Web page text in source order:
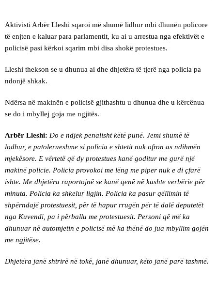
Aktivisti Arbër Lleshi sqaroi më shumë lidhur mbi dhunën policore
të enjten e kaluar para parlamentit, ku ai u arrestua nga efektivët e
policisë pasi kërkoi sqarim mbi disa shokë protestues.
Lleshi thekson se u dhunua ai dhe dhjetëra të tjerë nga policia pa
ndonjë shkak.
Ndërsa në makinën e policisë gjithashtu u dhunua dhe u kërcënua
se do i mbyllej goja me ngjitës.
Arbër Lleshi: Do e ndjek penalisht këtë punë. Jemi shumë të
lodhur, e patolerueshme si policia e shtetit nuk ofron as ndihmën
mjekësore. E vërtetë që dy protestues kanë goditur me gurë një
makinë policie. Policia provokoi me lëng me piper nuk e di çfarë
ishte. Me dhjetëra raportojnë se kanë qenë në kushte verbërie për
minuta. Policia ka shkelur ligjin. Policia ka pasur qëllimin të
shpërndajë protestuesit, për të hapur rrugën për të dalë deputetët
nga Kuvendi, pa i përballu me protestuesit. Personi që më ka
dhunuar në automjetin e policisë më ka thënë do jua mbyllim gojën
me ngjitëse.
Dhjetëra janë shtrirë në tokë, janë dhunuar, këto janë parë tashmë.